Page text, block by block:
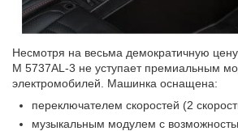
Несмотря на весьма демократичную
M 5737AL-3 не уступает премиальным
электромобилей. Машинка оснащена:
переключателем скоростей (2
музыкальным модулем с